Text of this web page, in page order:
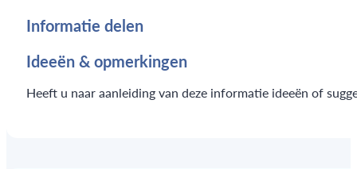
Informatie delen
Ideeën & opmerkingen
Heeft u naar aanleiding van deze informatie ideeën of